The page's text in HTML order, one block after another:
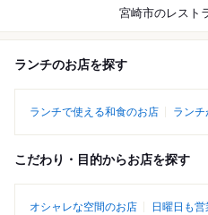
宮崎市のレスト
ランチのお店を探す
ランチで使える和食のお店 ラン
こだわり・目的からお店を探す
オシャレな空間のお店
日曜日も